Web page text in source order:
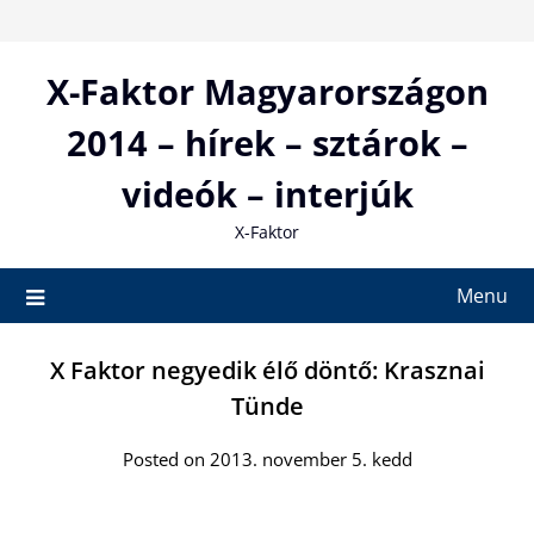
contentX-Faktor Magyarországon
2014 – hírek – sztárok –
videók – interjúk
X-Faktor
Menu
X Faktor negyedik élő döntő: Krasznai
Tünde
Posted on 2013. november 5. kedd